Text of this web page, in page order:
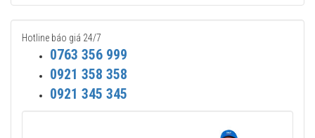
Hotline báo giá 24/7
0763 356 999
0921 358 358
0921 345 345